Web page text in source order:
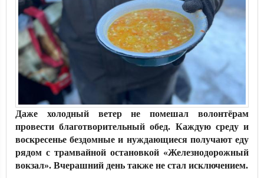
Даже холодный ветер не помешал волонтёрам
провести благотворительный обед. Каждую среду и
воскресенье бездомные и нуждающиеся получают еду
рядом с трамвайной остановкой «Железнодорожный
вокзал». Вчерашний день также не стал исключением.